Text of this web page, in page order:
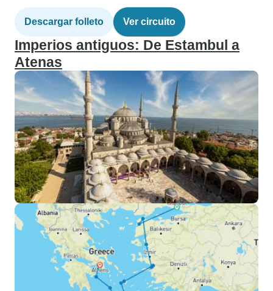
Descargar folleto Ver circuito
Imperios antiguos: De Estambul a
Atenas